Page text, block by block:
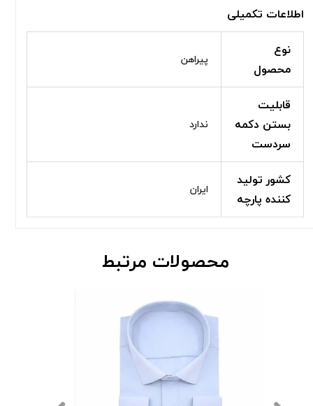
اطلاعات تکمیلی
نوع
محصول
پیراهن
قابلیت
بستن دکمه
سردست
ندارد
کشور تولید
کننده پارچه
ایران
محصولات مرتبط